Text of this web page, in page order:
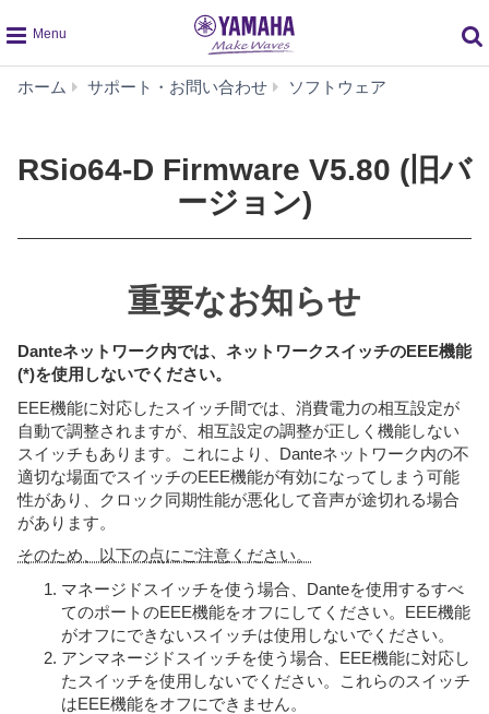
global
navigation
ホーム サポート・お問い合わせ ソフトウェア
V5.80
(旧
RSio64-D Firmware V5.80 (旧バ
ージョン)
重要なお知らせ
Danteネットワーク内では、ネットワークスイッチのEEE機能
(*)を使用しないでください。
EEE機能に対応したスイッチ間では、消費電力の相互設定が
自動で調整されますが、相互設定の調整が正しく機能しない
スイッチもあります。これにより、Danteネットワーク内の不
適切な場面でスイッチのEEE機能が有効になってしまう可能
性があり、クロック同期性能が悪化して音声が途切れる場合
があります。
そのため、以下の点にご注意ください。
マネージドスイッチを使う場合、Danteを使用するすべ
てのポートのEEE機能をオフにしてください。EEE機能
がオフにできないスイッチは使用しないでください。
アンマネージドスイッチを使う場合、EEE機能に対応し
たスイッチを使用しないでください。これらのスイッチ
はEEE機能をオフにできません。